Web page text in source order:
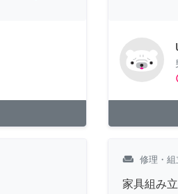
weekend 修理・組
家具組み